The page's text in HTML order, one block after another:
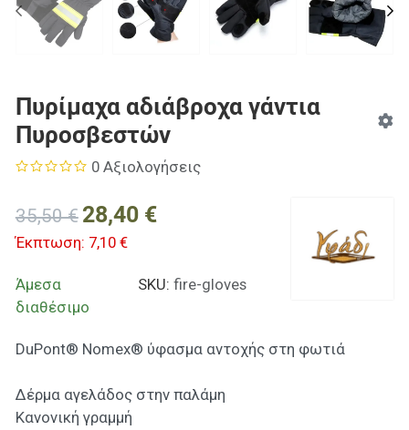
PREV
Πυρίμαχα αδιάβροχα γάντια
Πυροσβεστών
0 Αξιολογήσεις
35,50 € 28,40 €
Έκπτωση: 7,10 €
Άμεσα
διαθέσιμο
SKU: fire-gloves
DuPont® Nomex® ύφασμα αντοχής στη φωτιά
Δέρμα αγελάδος στην παλάμη
Κανονική γραμμή